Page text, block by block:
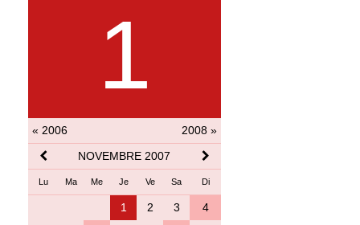
1
« 2006
2008 »
NOVEMBRE 2007
Lu Ma Me Je Ve Sa Di
1 2 3
4